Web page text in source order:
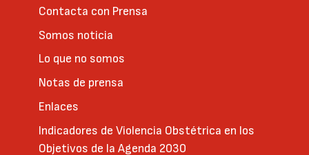
Contacta con Prensa
Somos noticia
Lo que no somos
Notas de prensa
Enlaces
Indicadores de Violencia Obstétrica en los
Objetivos de la Agenda 2030